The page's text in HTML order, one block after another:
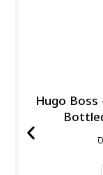
הוגו בוס בוטלד ביונד לאישה אדפ – Hugo Boss